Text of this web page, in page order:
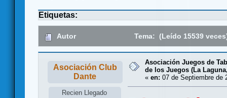
Etiquetas:
Autor Tema: (Leído 15539
Asociación Club
Dante
Recien Llegado
Asociación Juegos de
de los Juegos (La
« en: 07 de Septiembre de